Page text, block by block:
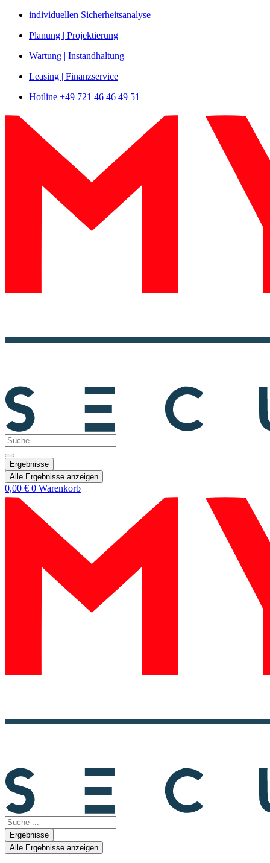
Zum
springen
individuellen Sicherheitsanalyse
Planung | Projektierung
Wartung | Instandhaltung
Leasing | Finanzservice
Hotline +49 721 46 46 49 51
Search
...
Ergebnisse
Alle Ergebnisse anzeigen
0,00 € 0 Warenkorb
Search
...Ergebnisse
Alle Ergebnisse anzeigen